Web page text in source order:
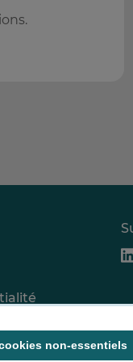
non-essentiels